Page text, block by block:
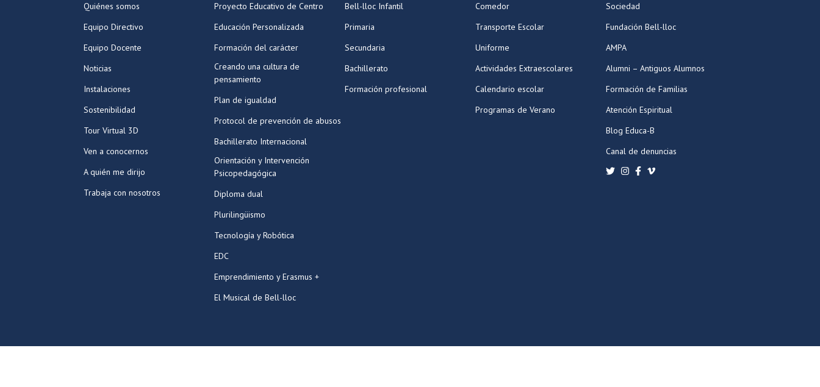
Quiénes somos
Equipo Directivo
Equipo Docente
Noticias
Instalaciones
Sostenibilidad
Tour Virtual 3D
Ven a conocernos
A quién me dirijo
Trabaja con nosotros
Proyecto Educativo de Centro
Educación Personalizada
Formación del carácter
Creando una cultura de
pensamiento
Plan de igualdad
Protocol de prevención de abusos
Bachillerato Internacional
Orientación y Intervención
Psicopedagógica
Diploma dual
Plurilingüismo
Tecnología y Robótica
EDC
Emprendimiento y Erasmus +
El Musical de Bell-lloc
Bell-lloc Infantil
Primaria
Secundaria
Bachillerato
Formación profesional
Comedor
Transporte Escolar
Uniforme
Actividades Extraescolares
Calendario escolar
Programas de Verano
Sociedad
Fundación Bell-lloc
AMPA
Alumni – Antiguos Alumnos
Formación de Familias
Atención Espiritual
Blog Educa-B
Canal de denuncias